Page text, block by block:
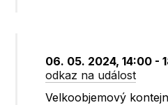
06. 05. 2024, 14:00 -
odkaz na událost
Velkoobjemový